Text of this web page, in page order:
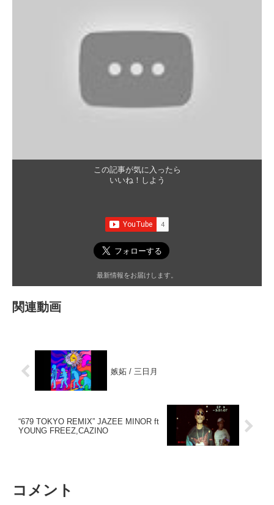
この記事が気に入ったら
いいね！しよう
最新情報をお届けします。
関連動画
嫉妬 / 三日月
“679 TOKYO REMIX” JAZEE MINOR ft
YOUNG FREEZ,CAZINO
コメント